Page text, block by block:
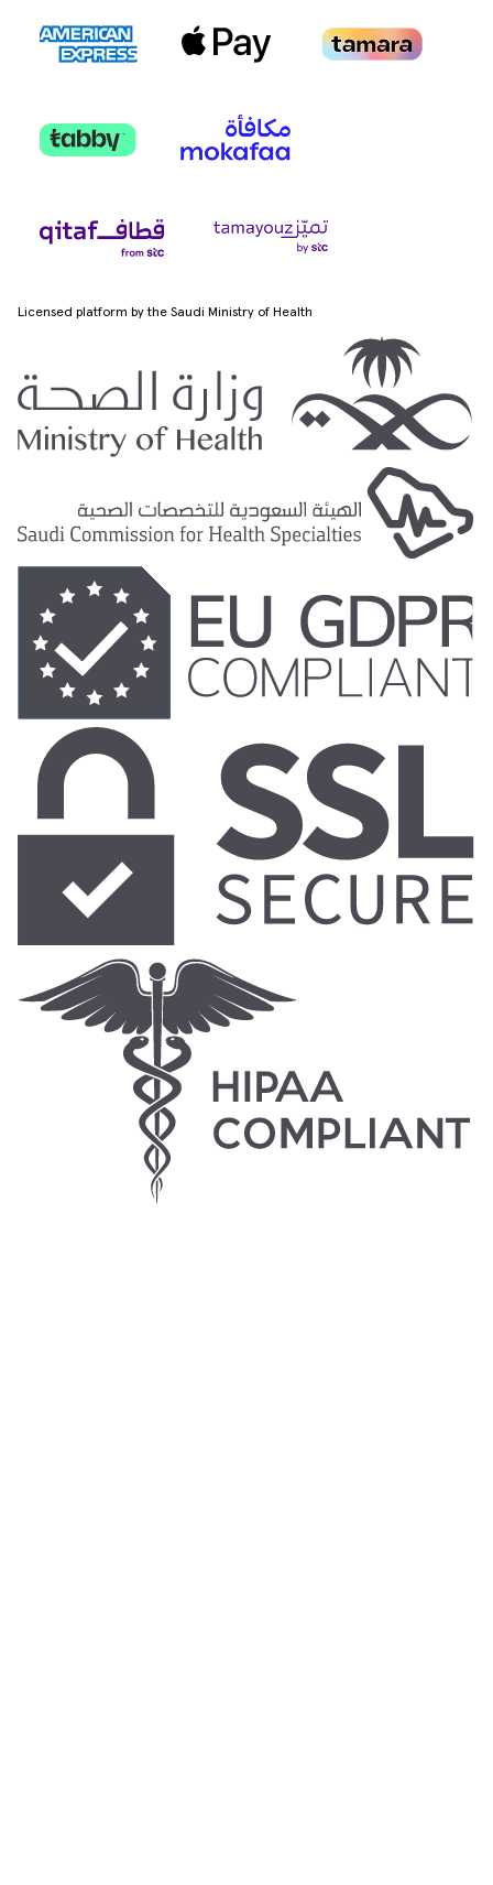
Licensed platform by the Saudi Ministry of Health